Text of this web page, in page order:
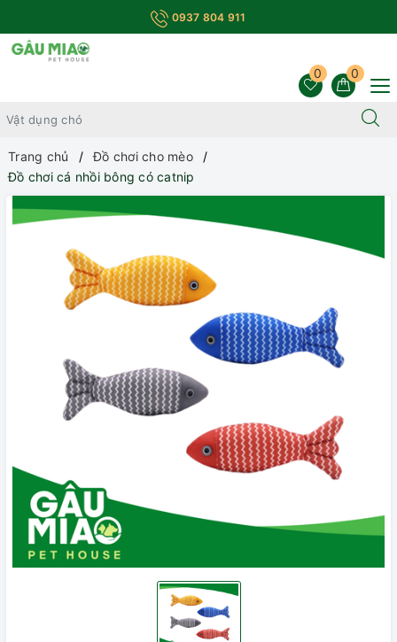
0937 804 911
0
0
Trang chủ
Đồ chơi cho mèo
Đồ chơi cá nhồi bông có catnip